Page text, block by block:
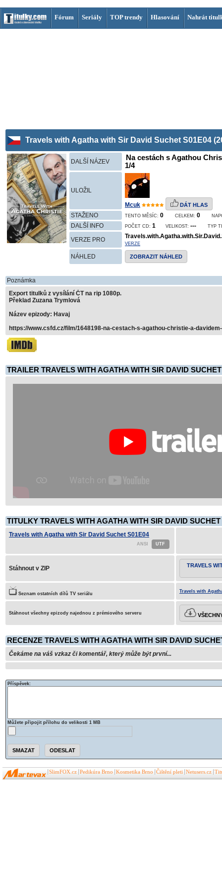
Fórum Seriály TOP trendy Hlasování Nahrát
Travels with Agatha with Sir David Suchet S01E04
DALŠÍ NÁZEV
Na cestách s Agathou
1/4
ULOŽIL
Mcuk DÁT HLAS
STAŽENO TENTO MĚSÍC: 0 CELKEM: 0
DALŠÍ INFO POČET CD: 1 VELIKOST: --- TYP
VERZE PRO
VERZE
NÁHLED ZOBRAZIT NÁHLED
Poznámka
Export titulků z vysílání ČT na rip 1080p.
Překlad Zuzana Trymlová
Název epizody: Havaj
https://www.csfd.cz/film/1648198-na-cestach-s-agathou-christie-a-
TRAILER TRAVELS WITH AGATHA WITH SIR DAVID
TITULKY TRAVELS WITH AGATHA WITH SIR DAVID
Travels with Agatha with Sir David Suchet S01E04
Stáhnout v ZIP TRAVELS
Seznam ostatních dílů TV seriálu Travels with
Stáhnout všechny epizody najednou z prémiového serveru
RECENZE TRAVELS WITH AGATHA WITH SIR DAVID
Čekáme na váš vzkaz či komentář, který může být první...
Příspěvek:
Můžete připojit přílohu do velikosti 1 MB
SlimFOX.cz Pedikúra Brno Kosmetika Brno Čištění pleti Netusers.cz